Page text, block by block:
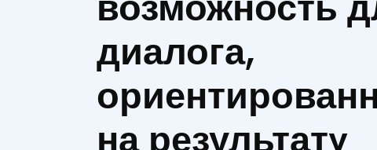
диалога,
на результатv